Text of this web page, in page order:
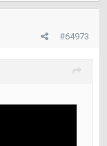
#64973